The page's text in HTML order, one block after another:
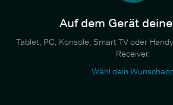
Auf dem Gerät
Tablet, PC, Konsole, Smart TV oder
Receiver.
Wähl dein